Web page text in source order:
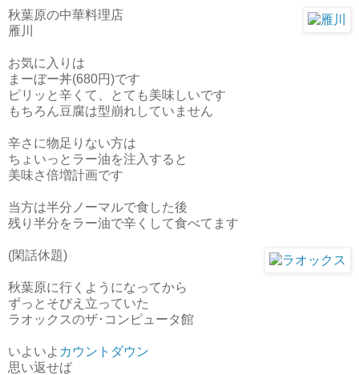
秋葉原の中華料理店
雁川
お気に入りは
まーぼー丼(680円)です
ピリッと辛くて、とても美味しいです
もちろん豆腐は型崩れしていません
辛さに物足りない方は
ちょいっとラー油を注入すると
美味さ倍増計画です
当方は半分ノーマルで食した後
残り半分をラー油で辛くして食べてます
(閑話休題)
秋葉原に行くようになってから
ずっとそびえ立っていた
ラオックスのザ･コンピュータ館
いよいよ カウントダウン
思い返せば